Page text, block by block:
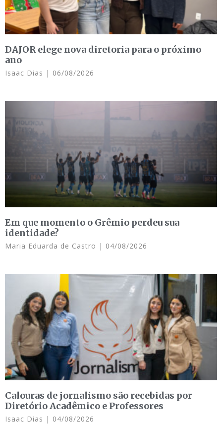
DAJOR elege nova diretoria para o próximo
ano
Isaac Dias 06/08/2026
Em que momento o Grêmio perdeu sua
identidade?
Maria Eduarda de Castro 04/08/2026
Calouras de jornalismo são recebidas por
Diretório Acadêmico e Professores
Isaac Dias 04/08/2026